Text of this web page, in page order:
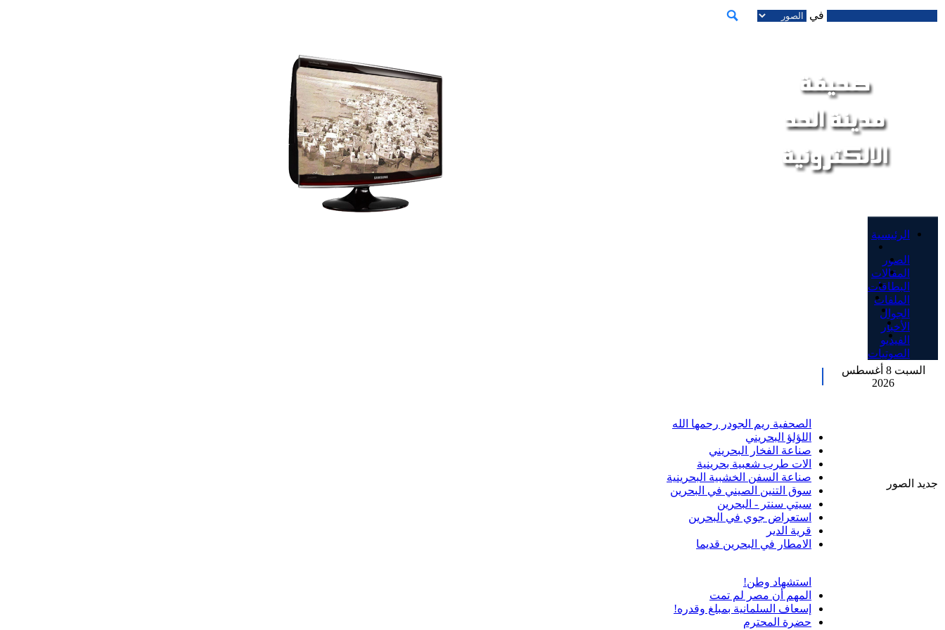
في
الرئيسية
الصور
المقالات
البطاقات
الملفات
الجوال
الأخبار
الفيديو
الصوتيات
السبت 8 أغسطس
2026
جديد الصور
الصحفية ريم الجودر رحمها الله
اللؤلؤ البحريني
صناعة الفخار البحريني
الات طرب شعبية بحرينية
صناعة السفن الخشبية البحرينية
سوق التنين الصيني في البحرين
سيتي سنتر - البحرين
استعراض جوي في البحرين
قرية الدير
الامطار في البحرين قديما
استشهاد وطن!
المهم أن مصر لم تمت
إسعاف السلمانية بمبلغ وقدره!
حضرة المحترم